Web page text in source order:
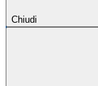
Chiudi